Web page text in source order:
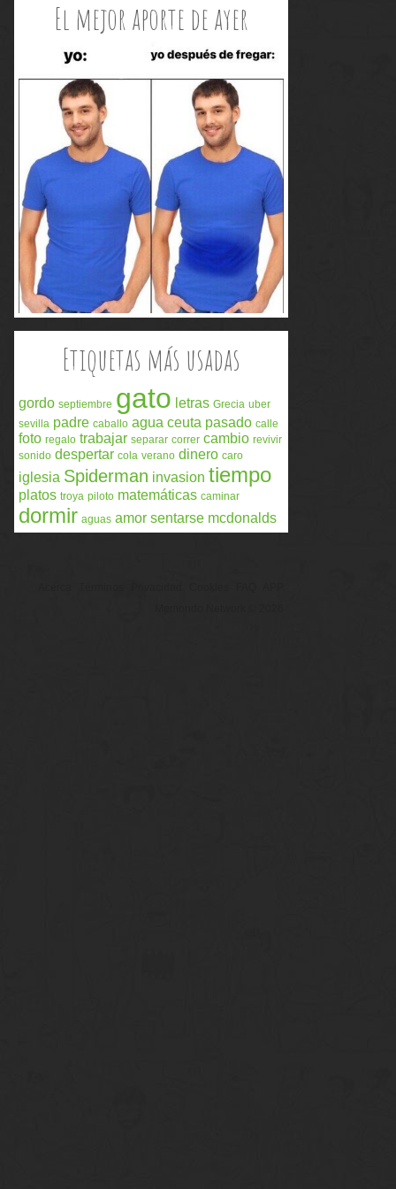
El mejor aporte de ayer
Etiquetas más usadas
gordo septiembre gato letras Grecia uber
sevilla padre caballo agua ceuta pasado calle
foto regalo trabajar separar correr cambio revivir
sonido despertar cola verano dinero caro
iglesia Spiderman invasion tiempo
platos troya piloto matemáticas caminar
dormir aguas amor sentarse mcdonalds